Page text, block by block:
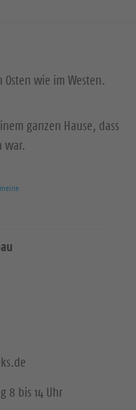
wie im Westen.
ganzen Hause, dass
war.
8 bis 14 Uhr